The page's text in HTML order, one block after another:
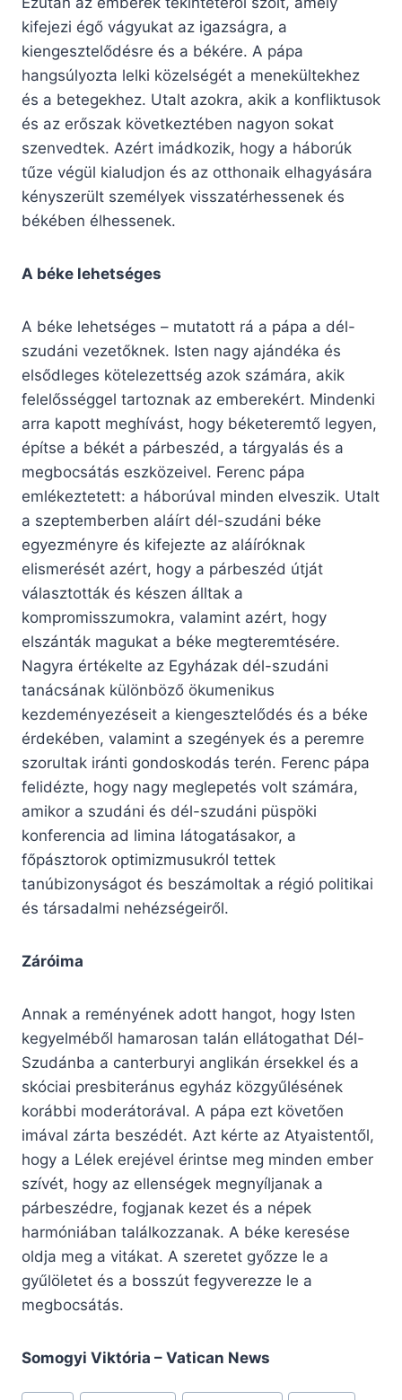
kifejezi égő vágyukat az igazságra, a
kiengesztelődésre és a békére. A pápa
hangsúlyozta lelki közelségét a menekültekhez
és a betegekhez. Utalt azokra, akik a konfliktusok
és az erőszak következtében nagyon sokat
szenvedtek. Azért imádkozik, hogy a háborúk
tűze végül kialudjon és az otthonaik elhagyására
kényszerült személyek visszatérhessenek és
békében élhessenek.
A béke lehetséges
A béke lehetséges – mutatott rá a pápa a dél-
szudáni vezetőknek. Isten nagy ajándéka és
elsődleges kötelezettség azok számára, akik
felelősséggel tartoznak az emberekért. Mindenki
arra kapott meghívást, hogy béketeremtő legyen,
építse a békét a párbeszéd, a tárgyalás és a
megbocsátás eszközeivel. Ferenc pápa
emlékeztetett: a háborúval minden elveszik. Utalt
a szeptemberben aláírt dél-szudáni béke
egyezményre és kifejezte az aláíróknak
elismerését azért, hogy a párbeszéd útját
választották és készen álltak a
kompromisszumokra, valamint azért, hogy
elszánták magukat a béke megteremtésére.
Nagyra értékelte az Egyházak dél-szudáni
tanácsának különböző ökumenikus
kezdeményezéseit a kiengesztelődés és a béke
érdekében, valamint a szegények és a peremre
szorultak iránti gondoskodás terén. Ferenc pápa
felidézte, hogy nagy meglepetés volt számára,
amikor a szudáni és dél-szudáni püspöki
konferencia ad limina látogatásakor, a
főpásztorok optimizmusukról tettek
tanúbizonyságot és beszámoltak a régió politikai
és társadalmi nehézségeiről.
Záróima
Annak a reményének adott hangot, hogy Isten
kegyelméből hamarosan talán ellátogathat Dél-
Szudánba a canterburyi anglikán érsekkel és a
skóciai presbiteránus egyház közgyűlésének
korábbi moderátorával. A pápa ezt követően
imával zárta beszédét. Azt kérte az Atyaistentől,
hogy a Lélek erejével érintse meg minden ember
szívét, hogy az ellenségek megnyíljanak a
párbeszédre, fogjanak kezet és a népek
harmóniában találkozzanak. A béke keresése
oldja meg a vitákat. A szeretet győzze le a
gyűlöletet és a bosszút fegyverezze le a
megbocsátás.
Somogyi Viktória – Vatican News